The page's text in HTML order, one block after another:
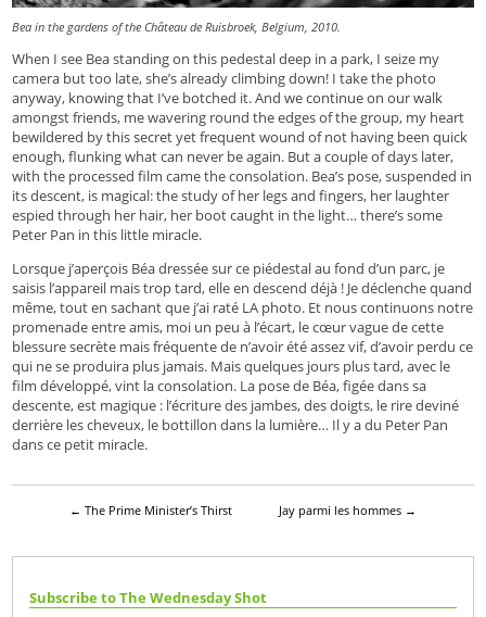
Bea in the gardens of the Château de Ruisbroek, Belgium, 2010.
When I see Bea standing on this pedestal deep in a park, I seize my
camera but too late, she’s already climbing down! I take the photo
anyway, knowing that I’ve botched it. And we continue on our walk
amongst friends, me wavering round the edges of the group, my heart
bewildered by this secret yet frequent wound of not having been quick
enough, flunking what can never be again. But a couple of days later,
with the processed film came the consolation. Bea’s pose, suspended in
its descent, is magical: the study of her legs and fingers, her laughter
espied through her hair, her boot caught in the light… there’s some
Peter Pan in this little miracle.
Lorsque j’aperçois Béa dressée sur ce piédestal au fond d’un parc, je
saisis l’appareil mais trop tard, elle en descend déjà ! Je déclenche quand
même, tout en sachant que j’ai raté LA photo. Et nous continuons notre
promenade entre amis, moi un peu à l’écart, le cœur vague de cette
blessure secrète mais fréquente de n’avoir été assez vif, d’avoir perdu ce
qui ne se produira plus jamais. Mais quelques jours plus tard, avec le
film développé, vint la consolation. La pose de Béa, figée dans sa
descente, est magique : l’écriture des jambes, des doigts, le rire deviné
derrière les cheveux, le bottillon dans la lumière… Il y a du Peter Pan
dans ce petit miracle.
← The Prime Minister’s Thirst Jay parmi les hommes →
Subscribe to The Wednesday Shot